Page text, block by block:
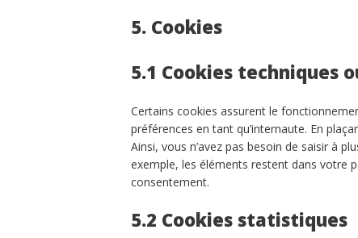
5. Cookies
5.1 Cookies techniques
Certains cookies assurent le
préférences en tant qu’internaute. En
Ainsi, vous n’avez pas besoin de saisir à
exemple, les éléments restent dans votre
consentement.
5.2 Cookies statistiques